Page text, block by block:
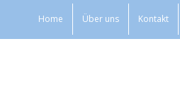
Home Über uns Kontakt